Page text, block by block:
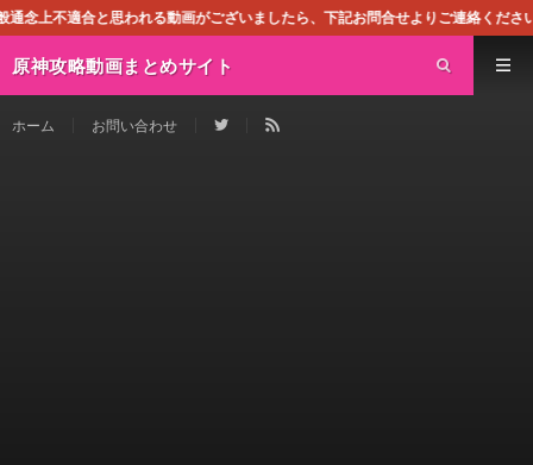
る動画がございましたら、下記お問合せよりご連絡ください。即刻対処さ
原神攻略動画まとめサイト
ホーム お問い合わせ